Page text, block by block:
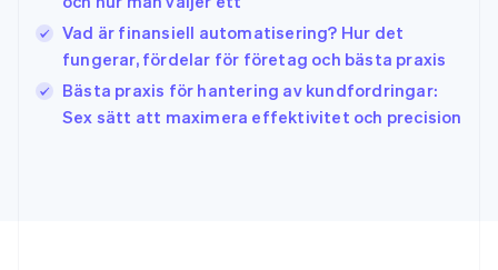
Vad är finansiell automatisering? Hur det
fungerar, fördelar för företag och bästa praxis
Bästa praxis för hantering av kundfordringar:
Sex sätt att maximera effektivitet och precision
日本語 English
EnglishFrançais
Kroatien
EnglishItaliano